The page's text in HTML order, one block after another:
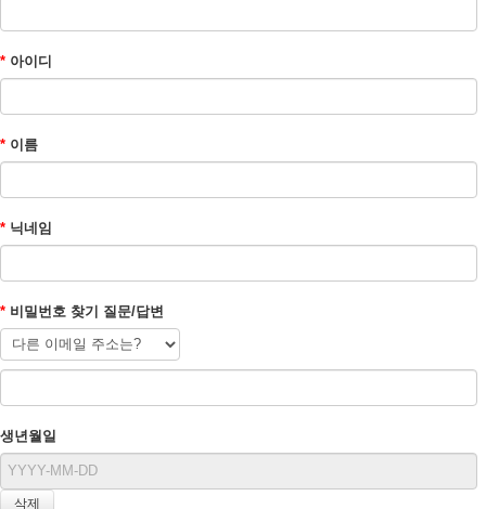
* 아이디
* 이름
* 닉네임
* 비밀번호 찾기 질문/답변
생년월일